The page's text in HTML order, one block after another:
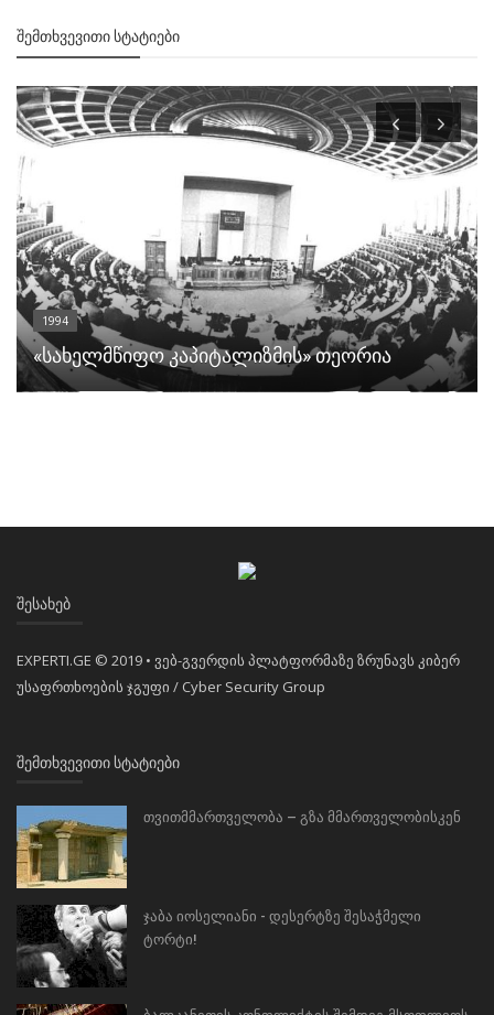
ᲨᲔᲛᲗᲮᲕᲔᲕᲘᲗᲘ ᲡᲢᲐᲢᲘᲔᲑᲘ
1994
«სახელმწიფო კაპიტალიზმის» თეორია
ᲨᲔᲡᲐᲮᲔᲑ
EXPERTI.GE © 2019 • ვებ-გვერდის პლატფორმაზე ზრუნავს კიბერ
უსაფრთხოების ჯგუფი / Cyber Security Group
ᲨᲔᲛᲗᲮᲕᲔᲕᲘᲗᲘ ᲡᲢᲐᲢᲘᲔᲑᲘ
თვითმმართველობა – გზა მმართველობისკენ
ჯაბა იოსელიანი - დესერტზე შესაჭმელი
ტორტი!